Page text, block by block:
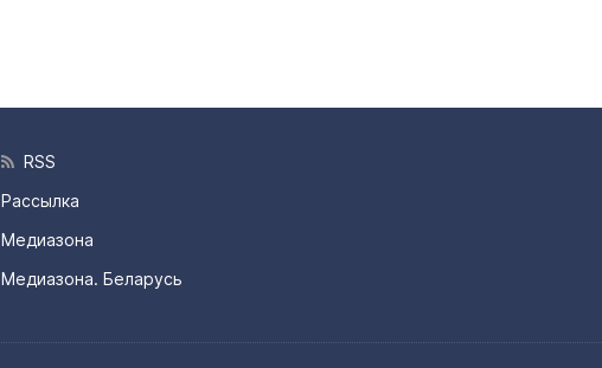
RSS
Рассылка
Медиазона
Медиазона. Беларусь